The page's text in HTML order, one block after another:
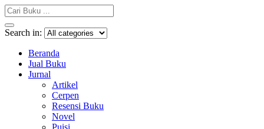
Search in:
Beranda
Jual Buku
Jurnal
Artikel
Cerpen
Resensi Buku
Novel
Puisi